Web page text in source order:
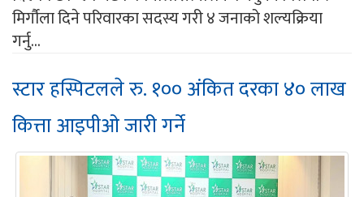
मिर्गौला दिने परिवारका सदस्य गरी ४ जनाको शल्यक्रिया
गर्नु...
स्टार हस्पिटलले रु. १०० अंकित दरका ४० लाख
कित्ता आइपीओ जारी गर्ने